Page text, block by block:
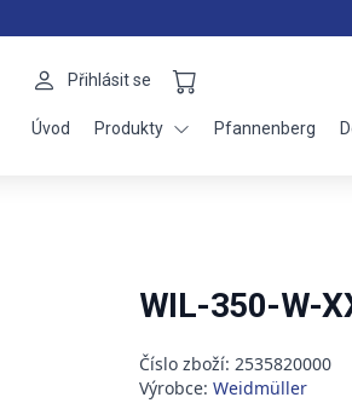
Přihlásit se
Úvod Produkty Pfannenberg
WIL-350-W-
Číslo zboží: 2535820000
Výrobce: Weidmüller